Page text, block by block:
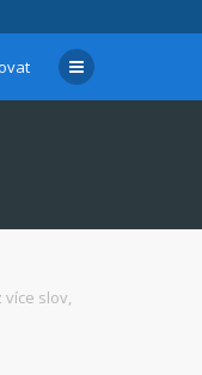
slov,